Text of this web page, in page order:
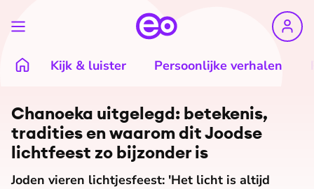
Kijk & luister Persoonlijke verhalen
Chanoeka uitgelegd: betekenis,
tradities en waarom dit Joodse
lichtfeest zo bijzonder is
Joden vieren lichtjesfeest: 'Het licht is altijd